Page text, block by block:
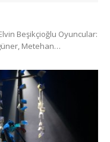
Beşikçioğlu Oyuncular:
Metehan…